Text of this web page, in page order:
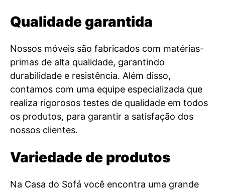
Qualidade garantida
Nossos móveis são fabricados com matérias-
primas de alta qualidade, garantindo
durabilidade e resistência. Além disso,
contamos com uma equipe especializada que
realiza rigorosos testes de qualidade em todos
os produtos, para garantir a satisfação dos
nossos clientes.
Variedade de produtos
Na Casa do Sofá você encontra uma grande